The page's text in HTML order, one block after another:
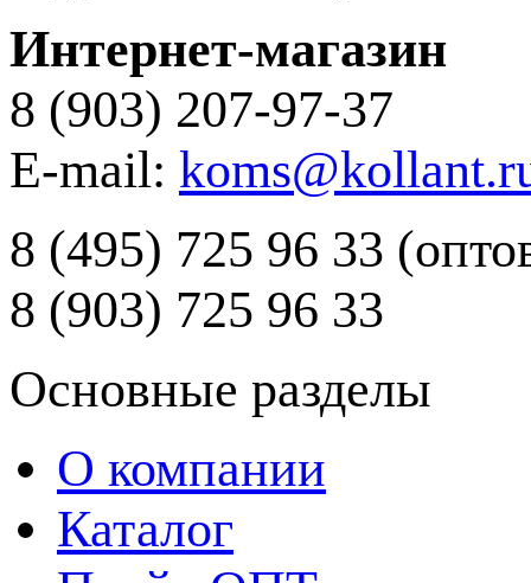
Интернет-магазин
8 (903) 207-97-37
E-mail:
8 (495) 725 96 33
8 (903) 725 96 33
Основные разделы
О компании
Каталог